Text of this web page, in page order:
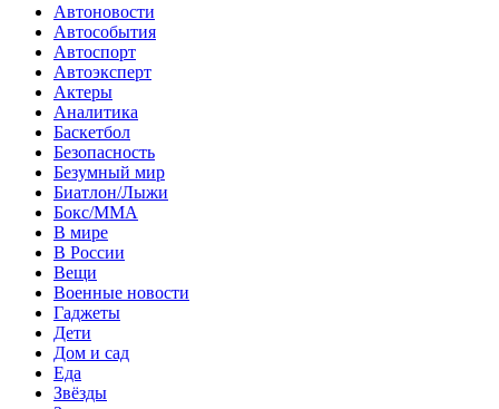
Автоновости
Автособытия
Автоспорт
Автоэксперт
Актеры
Аналитика
Баскетбол
Безопасность
Безумный мир
Биатлон/Лыжи
Бокс/MMA
В мире
В России
Вещи
Военные новости
Гаджеты
Дети
Дом и сад
Еда
Звёзды